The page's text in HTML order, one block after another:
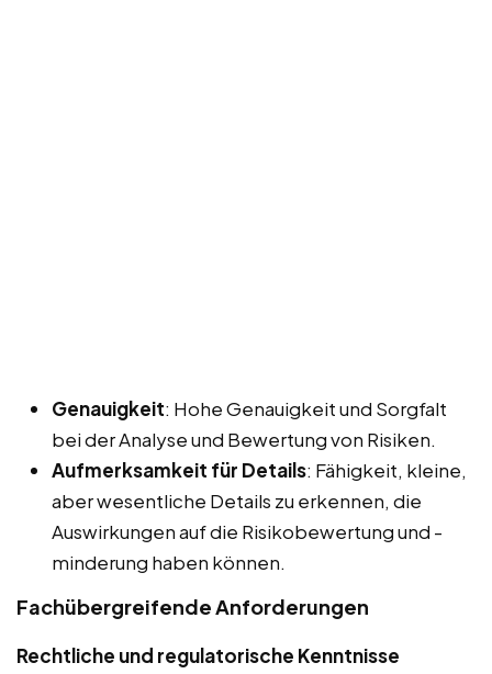
Genauigkeit: Hohe Genauigkeit und Sorgfalt
bei der Analyse und Bewertung von Risiken.
Aufmerksamkeit für Details: Fähigkeit, kleine,
aber wesentliche Details zu erkennen, die
Auswirkungen auf die Risikobewertung und -
minderung haben können.
Fachübergreifende Anforderungen
Rechtliche und regulatorische Kenntnisse